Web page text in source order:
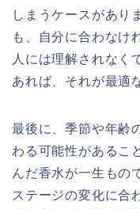
しまうケースがあり
も、自分に合わなけ
人には理解されなく
あれば、それが最適
最後に、季節や年齢
わる可能性があるこ
んだ香水が一生もの
ステージの変化に合